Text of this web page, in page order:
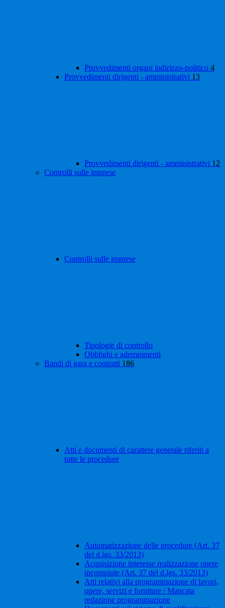
Provvedimenti organi indirizzo-politico 4
Provvedimenti dirigenti - amministrativi 13
Provvedimenti dirigenti - amministrativi 12
Controlli sulle imprese
Controlli sulle imprese
Tipologie di controllo
Obblighi e adempimenti
Bandi di gara e contratti 186
Atti e documenti di carattere generale riferiti a
tutte le procedure
Automatizzazione delle procedure (Art. 37
del d.lgs. 33/2013)
Acquisizione interesse realizzazione opere
incompiute (Art. 37 del d.lgs. 33/2013)
Atti relativi alla programmazione di lavori,
opere, servizi e forniture / Mancata
redazione programmazione